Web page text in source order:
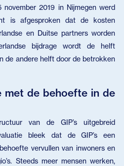
2019 in Nijmegen werd
is afgesproken dat de kosten
en Duitse partners worden
bijdrage wordt de helft
de andere helft door de betrokken
met de behoefte in de
van de GIP’s uitgebreid
bleek dat de GIP’s een
vervullen van inwoners en
Steeds meer mensen werken,